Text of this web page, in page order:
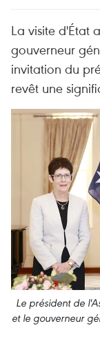
La visite d'État
gouverneur
invitation du
revêt une
Le président de
et le gouverneur